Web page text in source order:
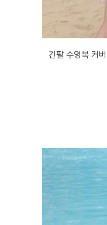
긴팔 수영복 커